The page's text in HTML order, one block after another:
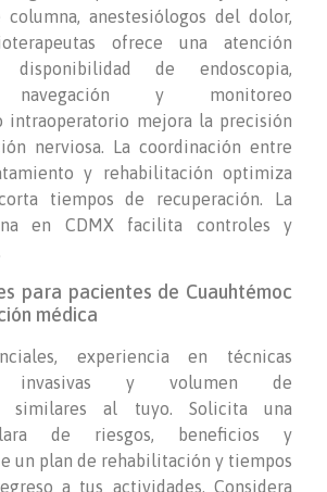
columna, anestesiólogos del dolor,
ofrece una atención
de endoscopia,
navegación y monitoreo
intraoperatorio mejora la precisión
nerviosa. La coordinación entre
y rehabilitación optimiza
tiempos de recuperación. La
en CDMX facilita controles y
para pacientes de Cuauhtémoc
médica
experiencia en técnicas
invasivas y volumen de
similares al tuyo. Solicita una
de riesgos, beneficios y
un plan de rehabilitación y tiempos
a tus actividades. Considera